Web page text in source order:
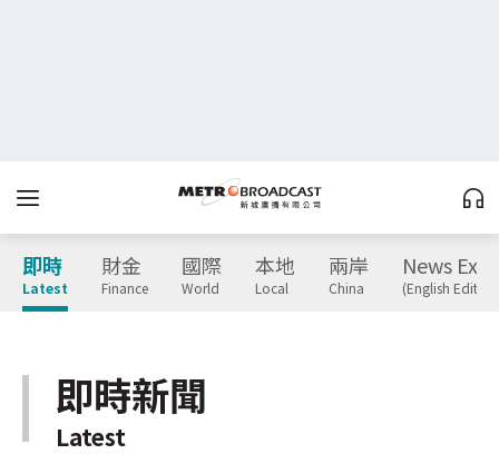
即時
Latest
財金
Finance
國際
World
本地
Local
兩岸
China
News
(English
即時新聞
Latest